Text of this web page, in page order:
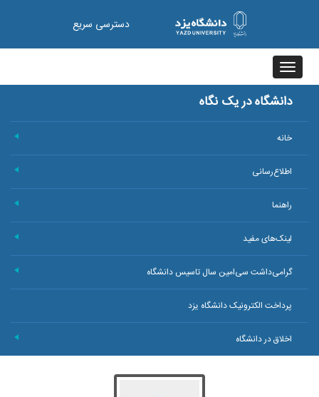
دسترسی سریع
Toggle
navigation
دانشگاه در یک نگاه
خانه
اطلاع‌رسانی
راهنما
لینک‌های مفید
گرامی‌داشت سی‌امین سال تاسیس دانشگاه
پرداخت الکترونیک دانشگاه یزد
اخلاق در دانشگاه